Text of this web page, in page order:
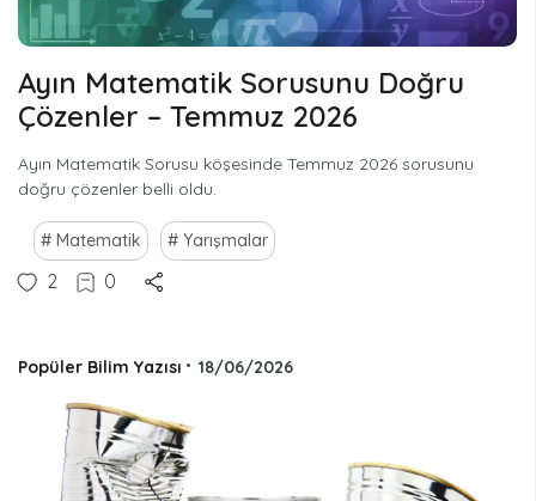
Ayın Matematik Sorusunu Doğru
Çözenler – Temmuz 2026
Ayın Matematik Sorusu köşesinde Temmuz 2026 sorusunu
doğru çözenler belli oldu.
Matematik Yarışmalar
2 0
Popüler Bilim Yazısı • 18/06/2026